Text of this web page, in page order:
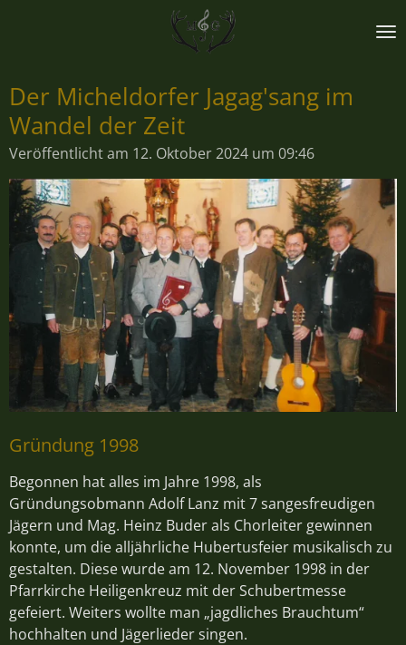
Der Micheldorfer Jagag'sang im
Wandel der Zeit
Veröffentlicht am 12. Oktober 2024 um 09:46
Gründung 1998
Begonnen hat alles im Jahre 1998, als
Gründungsobmann Adolf Lanz mit 7 sangesfreudigen
Jägern und Mag. Heinz Buder als Chorleiter gewinnen
konnte, um die alljährliche Hubertusfeier musikalisch zu
gestalten. Diese wurde am 12. November 1998 in der
Pfarrkirche Heiligenkreuz mit der Schubertmesse
gefeiert. Weiters wollte man „jagdliches Brauchtum“
hochhalten und Jägerlieder singen.